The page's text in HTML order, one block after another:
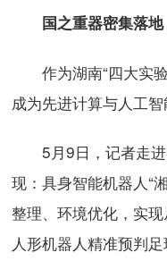
国之重器密集落
作为湖南“四大实验
成为先进计算与人工智
5月9日，记者走进
现：具身智能机器人“
整理、环境优化，实
人形机器人精准预判